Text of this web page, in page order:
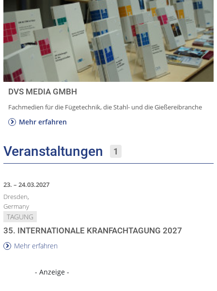
DVS MEDIA GMBH
Fachmedien für die Fügetechnik, die Stahl- und die Gießereibranche
Mehr erfahren
Veranstaltungen 1
23. – 24.03.2027
Dresden,
Germany
TAGUNG
35. INTERNATIONALE KRANFACHTAGUNG 2027
Mehr erfahren
- Anzeige -